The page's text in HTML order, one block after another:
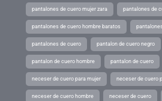
pantalones de cuero mujer zara pantalones de
pantalones de cuero hombre baratos
pantalones de cuero pantalon de cuero negro
pantalon de cuero hombre pantalon de cuero
neceser de cuero para mujer neceser de cuero
neceser de cuero hombre neceser de cuero